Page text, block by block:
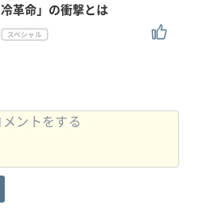
冷革命」の衝撃とは